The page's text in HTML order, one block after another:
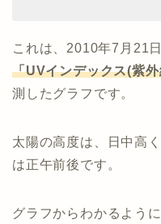
これは、2010年7月21
「UVインデックス(紫
測したグラフです。
太陽の高度は、日中高
は正午前後です。
グラフからわかるように